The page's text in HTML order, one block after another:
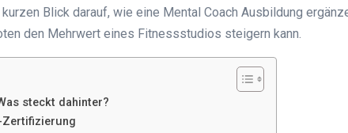
Blick darauf, wie eine Mental Coach Ausbildung
den Mehrwert eines Fitnessstudios steigern kann.
steckt dahinter?
Zertifizierung